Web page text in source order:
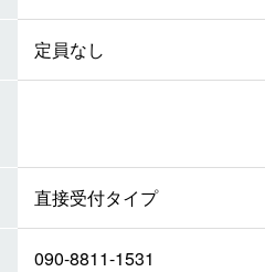
定員なし
直接受付タイプ
090-8811-1531